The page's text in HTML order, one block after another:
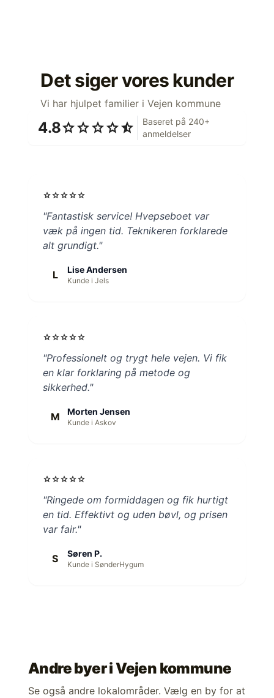
Det siger vores kunder
Vi har hjulpet familier i Vejen kommune
4.8starstarstarstarstar_half
Baseret på 240+
anmeldelser
starstarstarstarstar
"Fantastisk service! Hvepseboet var
væk på ingen tid. Teknikeren forklarede
alt grundigt."
L Lise Andersen
Kunde i Jels
starstarstarstarstar
"Professionelt og trygt hele vejen. Vi fik
en klar forklaring på metode og
sikkerhed."
M Morten Jensen
Kunde i Askov
starstarstarstarstar
"Ringede om formiddagen og fik hurtigt
en tid. Effektivt og uden bøvl, og prisen
var fair."
S Søren P.
Kunde i SønderHygum
Andre byer iVejen kommune
Se også andre lokalområder. Vælg en by for at